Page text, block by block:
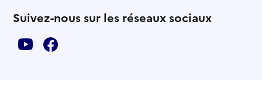
Suivez-nous sur les réseaux sociaux